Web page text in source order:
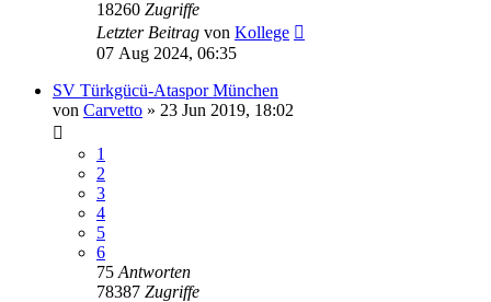
18260 Zugriffe
Letzter Beitrag von Kollege
07 Aug 2024, 06:35
SV Türkgücü-Ataspor München
von Carvetto » 23 Jun 2019, 18:02
1
2
3
4
5
6
75 Antworten
78387 Zugriffe